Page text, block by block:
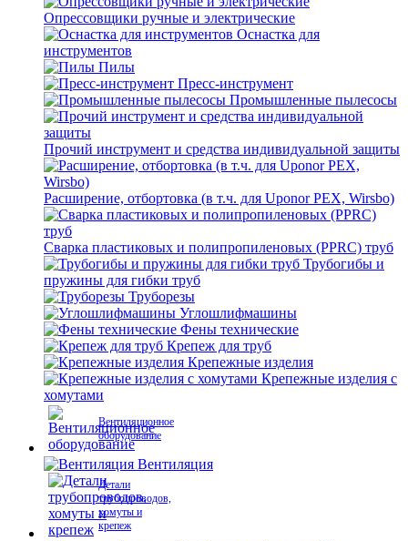
Опрессовщики ручные и электрические
Оснастка для
инструментов
Пилы
Пресс-инструмент
Промышленные пылесосы
Прочий инструмент и средства индивидуальной защиты
Расширение, отбортовка (в т.ч. для Uponor PEX, Wirsbo)
Сварка пластиковых и полипропиленовых (PPRC) труб
Трубогибы и
пружины для гибки труб
Труборезы
Углошлифмашины
Фены технические
Крепеж для труб
Крепежные изделия
Крепежные изделия с
хомутами
Вентиляционное
оборудование
Вентиляция
Детали
трубопроводов,
хомуты и
крепеж